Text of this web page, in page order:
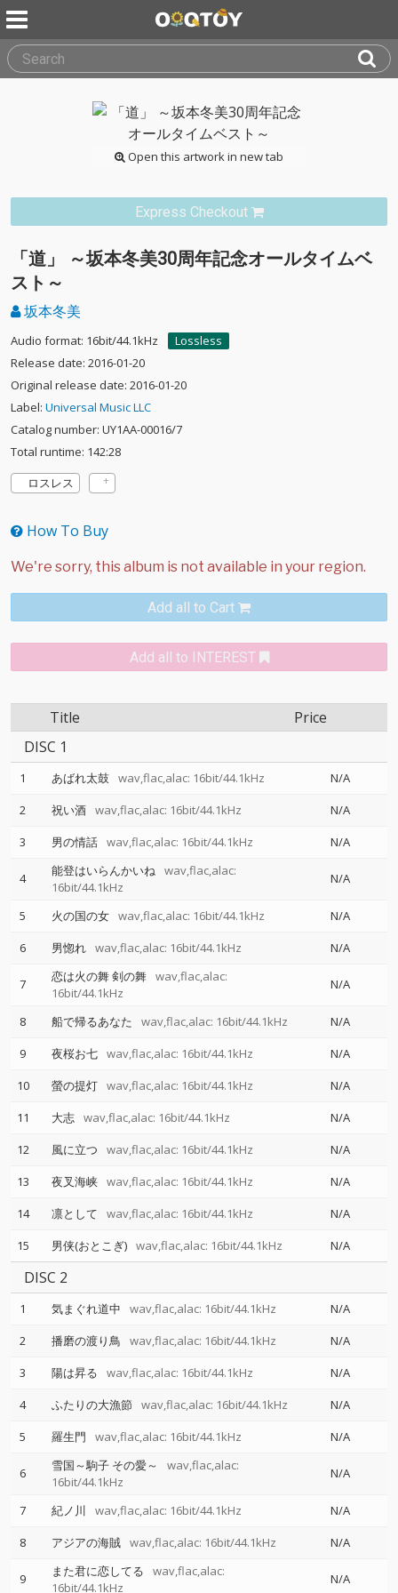
Open this artwork in new tab
Express Checkout
「道」 ～坂本冬美30周年記念オールタイムベ
スト～
坂本冬美
Audio format: 16bit/44.1kHz
Lossless
Release date: 2016-01-20
Original release date: 2016-01-20
Label: Universal Music LLC
Catalog number: UY1AA-00016/7
Total runtime: 142:28
ロスレス
How To Buy
Add all to Cart
Add all to INTEREST
Title
Price
DISC 1
1 あばれ太鼓 wav,flac,alac: 16bit/44.1kHz
N/A
2
祝い酒 wav,flac,alac: 16bit/44.1kHz
N/A
3
男の情話 wav,flac,alac: 16bit/44.1kHz N/A
4 能登はいらんかいね wav,flac,alac:
16bit/44.1kHz
N/A
5 火の国の女 wav,flac,alac: 16bit/44.1kHz
N/A
6
男惚れ wav,flac,alac: 16bit/44.1kHz N/A
7 恋は火の舞 剣の舞 wav,flac,alac:
16bit/44.1kHz
N/A
8 船で帰るあなた wav,flac,alac: 16bit/44.1kHz
N/A
9
夜桜お七 wav,flac,alac: 16bit/44.1kHz
N/A
10
螢の提灯 wav,flac,alac: 16bit/44.1kHz
N/A
11
大志 wav,flac,alac: 16bit/44.1kHz
N/A
12
風に立つ wav,flac,alac: 16bit/44.1kHz
N/A
13
夜叉海峡 wav,flac,alac: 16bit/44.1kHz
N/A
14
凛として wav,flac,alac: 16bit/44.1kHz
N/A
15
男侠(おとこぎ) wav,flac,alac: 16bit/44.1kHz N/A
DISC 2
1 気まぐれ道中 wav,flac,alac: 16bit/44.1kHz
N/A
2
播磨の渡り鳥 wav,flac,alac: 16bit/44.1kHz
N/A
3
陽は昇る wav,flac,alac: 16bit/44.1kHz
N/A
4
ふたりの大漁節 wav,flac,alac: 16bit/44.1kHz
N/A
5
羅生門 wav,flac,alac: 16bit/44.1kHz N/A
6 雪国～駒子 その愛～
wav,flac,alac:
16bit/44.1kHz
N/A
7 紀ノ川 wav,flac,alac: 16bit/44.1kHz
N/A
8
アジアの海賊 wav,flac,alac: 16bit/44.1kHz N/A
9 また君に恋してる
wav,flac,alac:
16bit/44.1kHz
N/A